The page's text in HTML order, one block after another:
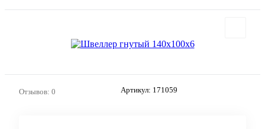
Отзывов: 0 Артикул: 171059